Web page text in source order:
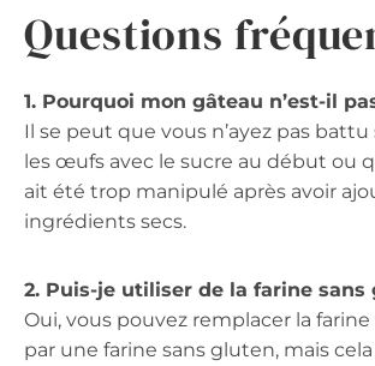
Questions
1. Pourquoi mon gâteau n’est-il
Il se peut que vous n’ayez pas
les œufs avec le sucre au début ou
ait été trop manipulé après avoir
ingrédients secs.
2. Puis-je utiliser de la farine sans
Oui, vous pouvez remplacer la
par une farine sans gluten, mais